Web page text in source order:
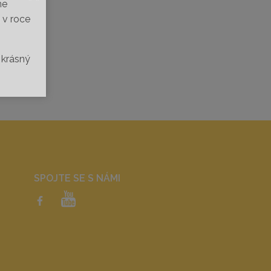
SPOJTE SE S NÁMI
v roce